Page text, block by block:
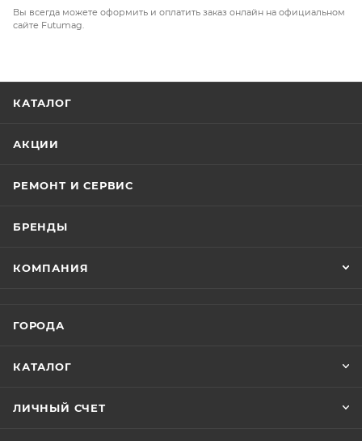
Вы всегда можете оформить и оплатить заказ онлайн на официальном
сайте Futumag.
КАТАЛОГ
АКЦИИ
РЕМОНТ И СЕРВИС
БРЕНДЫ
КОМПАНИЯ
ГОРОДА
КАТАЛОГ
ЛИЧНЫЙ СЧЕТ